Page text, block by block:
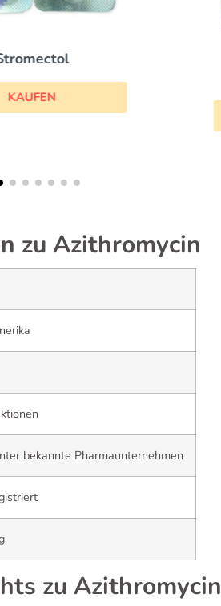
KAUFEN
zu Azithromycin
bekannte Pharmaunternehmen
zu Azithromycin